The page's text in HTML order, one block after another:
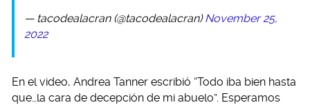
— tacodealacran (@tacodealacran)November 25,
2022
En el video, Andrea Tanner escribió “Todo iba bien hasta
que…la cara de decepción de mi abuelo”. Esperamos